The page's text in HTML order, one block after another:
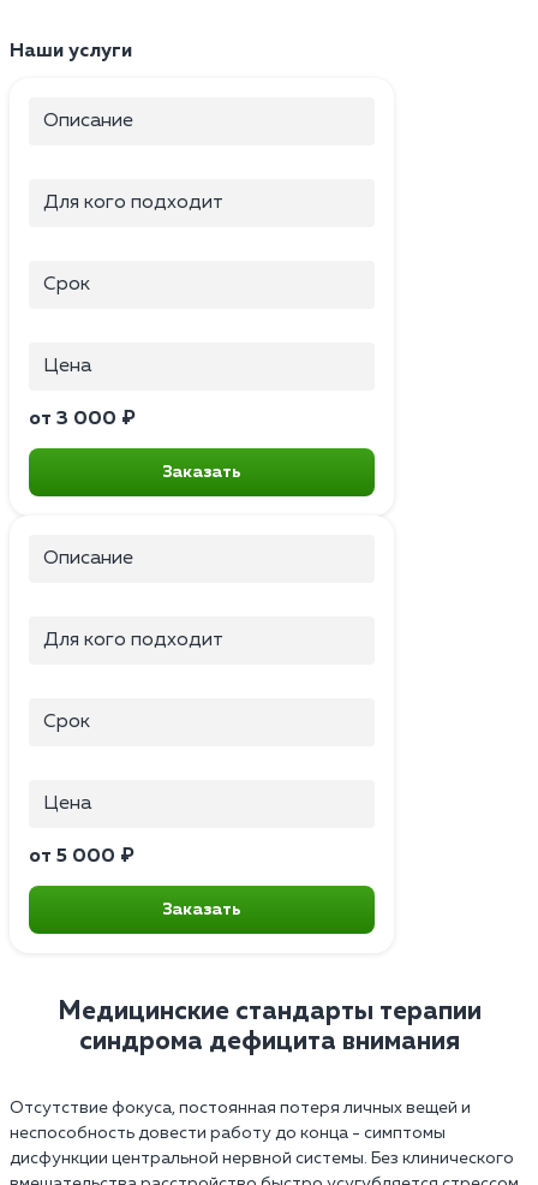
Наши услуги
Описание
Для кого подходит
Срок
Цена
от 3 000 ₽
Заказать
Описание
Для кого подходит
Срок
Цена
от 5 000 ₽
Заказать
Медицинские стандарты терапии
синдрома дефицита внимания
Отсутствие фокуса, постоянная потеря личных вещей и
неспособность довести работу до конца - симптомы
дисфункции центральной нервной системы. Без клинического